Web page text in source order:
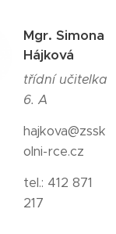
Mgr. Simona
Hájková
třídní učitelka
6. A
hajkova@zssk
olni-rce.cz
tel.: 412 871
217